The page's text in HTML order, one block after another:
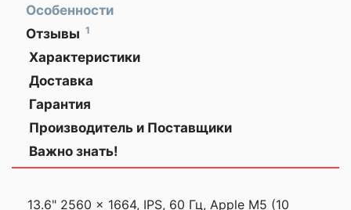
Особенности
Отзывы 1
Характеристики
Доставка
Гарантия
Производитель и Поставщики
Важно знать!
Минску,
ГАДЖЕТЫ
ЗАРАНЕЕ!
Общая информация
Дата выхода на
Описание
✅ Apple MacBook Air M5 - это
современный ультратонкий
13.6" 2560 x 1664, IPS, 60 Гц, Apple M5 (10
Доволен покупкой
полностью
Моя оценка —
Давно хотел именно
такой ноутбук, все
характеристики совпали